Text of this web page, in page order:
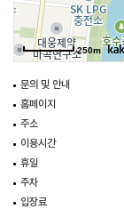
250m
문의 및 안내
홈페이지
주소
이용시간
휴일
주차
입장료